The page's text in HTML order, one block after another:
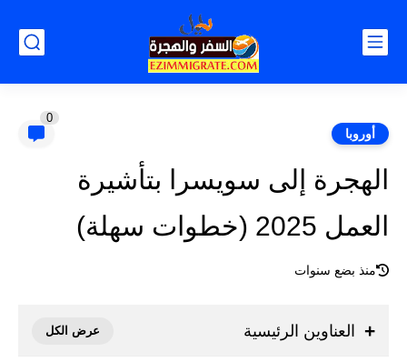
أوروبا
0
الهجرة إلى سويسرا بتأشيرة
العمل 2025 (خطوات سهلة)
منذ بضع سنوات
العناوين الرئيسية